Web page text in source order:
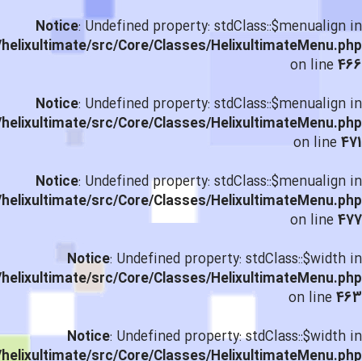
Notice: Undefined property: stdClass::$menualign in
src/Core/Classes/HelixultimateMenu.php
on line466
Notice: Undefined property: stdClass::$menualign in
src/Core/Classes/HelixultimateMenu.php
on line471
Notice: Undefined property: stdClass::$menualign in
src/Core/Classes/HelixultimateMenu.php
on line477
Notice: Undefined property: stdClass::$width in
src/Core/Classes/HelixultimateMenu.php
on line463
Notice: Undefined property: stdClass::$width in
src/Core/Classes/HelixultimateMenu.php